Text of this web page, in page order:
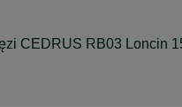
CEDRUS RB03 Loncin